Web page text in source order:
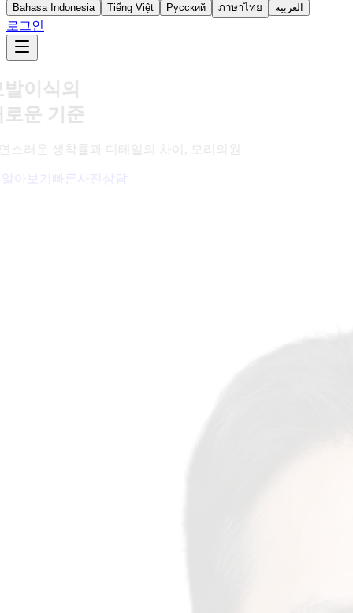
Bahasa Indonesia
Tiếng Việt Русский ภาษาไทย العربية
로그인
No 스테로이드
스테로이드를 사용하지 않는 면역영양치료
더 알아보기 빠른사진상담